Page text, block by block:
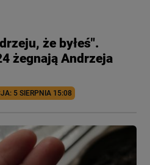
że byłeś".
żegnają Andrzeja
5 SIERPNIA 15:08